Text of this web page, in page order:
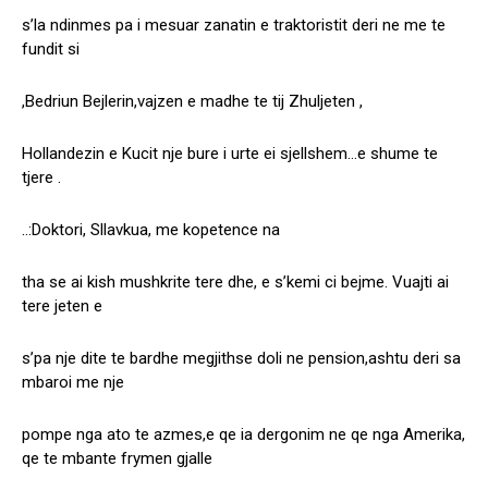
s’la ndinmes pa i mesuar zanatin e traktoristit deri ne me te
fundit si
,Bedriun Bejlerin,vajzen e madhe te tij Zhuljeten ,
Hollandezin e Kucit nje bure i urte ei sjellshem…e shume te
tjere .
..:Doktori, Sllavkua, me kopetence na
tha se ai kish mushkrite tere dhe, e s’kemi ci bejme. Vuajti ai
tere jeten e
s’pa nje dite te bardhe megjithse doli ne pension,ashtu deri sa
mbaroi me nje
pompe nga ato te azmes,e qe ia dergonim ne qe nga Amerika,
qe te mbante frymen gjalle